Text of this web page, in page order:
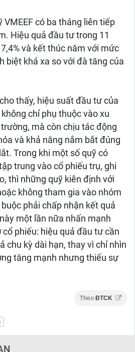
VMEEF có ba tháng liên tiếp
Hiệu quả đầu tư trong 11
và kết thúc năm với mức
biệt khá xa so với đà tăng của
thấy, hiệu suất đầu tư của
chỉ phụ thuộc vào xu
mà còn chịu tác động
và khả năng nắm bắt đúng
Trong khi một số quỹ có
trung vào cổ phiếu trụ, ghi
thì những quỹ kiên định với
không tham gia vào nhóm
buộc phải chấp nhận kết quả
một lần nữa nhấn mạnh
phiếu: hiệu quả đầu tư cần
chu kỳ dài hạn, thay vì chỉ nhìn
tăng mạnh nhưng thiếu sự
Theo ĐTCK